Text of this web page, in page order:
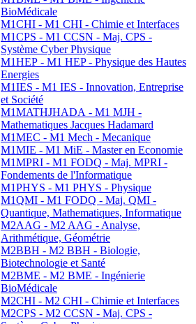
BioMédicale
M1CHI - M1 CHI - Chimie et Interfaces
M1CPS - M1 CCSN - Maj. CPS -
Système Cyber Physique
M1HEP - M1 HEP - Physique des Hautes
Energies
M1IES - M1 IES - Innovation, Entreprise
et Société
M1MATHJHADA - M1 MJH -
Mathematiques Jacques Hadamard
M1MEC - M1 Mech - Mecanique
M1MIE - M1 MiE - Master en Economie
M1MPRI - M1 FODQ - Maj. MPRI -
Fondements de l'Informatique
M1PHYS - M1 PHYS - Physique
M1QMI - M1 FODQ - Maj. QMI -
Quantique, Mathematiques, Informatique
M2AAG - M2 AAG - Analyse,
Arithmétique, Géométrie
M2BBH - M2 BBH - Biologie,
Biotechnologie et Santé
M2BME - M2 BME - Ingénierie
BioMédicale
M2CHI - M2 CHI - Chimie et Interfaces
M2CPS - M2 CCSN - Maj. CPS -